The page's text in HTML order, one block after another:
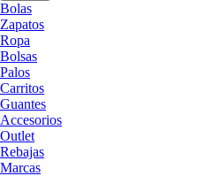
Bolas
Zapatos
Ropa
Bolsas
Palos
Carritos
Guantes
Accesorios
Outlet
Rebajas
Marcas